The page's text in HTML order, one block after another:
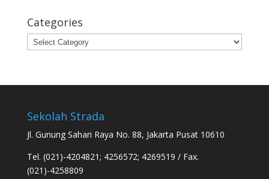
Categories
Categories
Sekolah Strada
Jl. Gunung Sahari Raya No. 88, Jakarta Pusat 10610
Tel. (021)-4204821; 4256572; 4269519 / Fax.
(021)-4258809